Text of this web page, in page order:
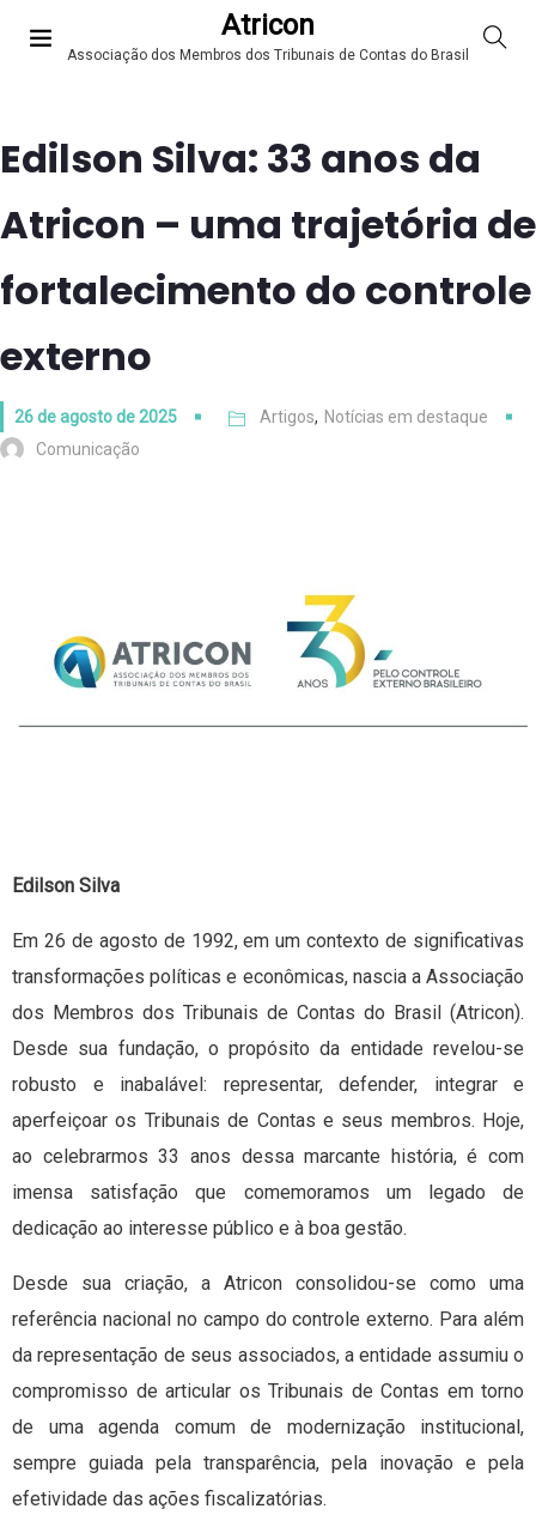
Atricon
Associação dos Membros dos Tribunais de Contas do Brasil
Edilson Silva: 33 anos da
Atricon – uma trajetória de
fortalecimento do controle
externo
26 de agosto de 2025 Artigos, Notícias em destaque
Comunicação
Edilson Silva
Em 26 de agosto de 1992, em um contexto de significativas
transformações políticas e econômicas, nascia a Associação
dos Membros dos Tribunais de Contas do Brasil (Atricon).
Desde sua fundação, o propósito da entidade revelou-se
robusto e inabalável: representar, defender, integrar e
aperfeiçoar os Tribunais de Contas e seus membros. Hoje,
ao celebrarmos 33 anos dessa marcante história, é com
imensa satisfação que comemoramos um legado de
dedicação ao interesse público e à boa gestão.
Desde sua criação, a Atricon consolidou-se como uma
referência nacional no campo do controle externo. Para além
da representação de seus associados, a entidade assumiu o
compromisso de articular os Tribunais de Contas em torno
de uma agenda comum de modernização institucional,
sempre guiada pela transparência, pela inovação e pela
efetividade das ações fiscalizatórias.